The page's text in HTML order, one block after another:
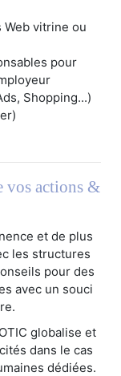
Web vitrine ou
pour
Shopping...)
vos actions &
et de plus
les structures
pour des
avec un souci
globalise et
dans le cas
dédiées.